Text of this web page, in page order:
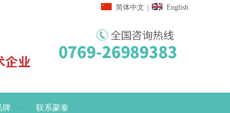
简体中文 English
牌 联系蒙泰